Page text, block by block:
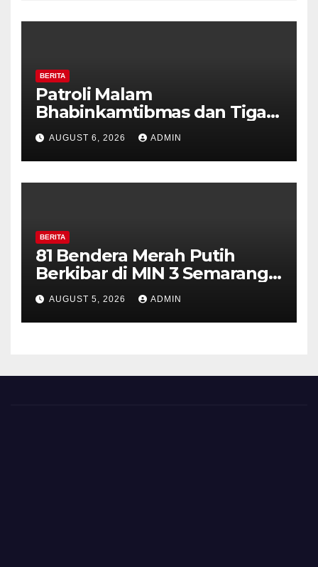
BERITA
Patroli Malam
Bhabinkamtibmas dan Tiga
Pilar Kelurahan Ungaran
Perkuat Kamtibmas, Warga
Diajak Aktifkan Ronda
AUGUST 6, 2026 ADMIN
BERITA
81 Bendera Merah Putih
Berkibar di MIN 3 Semarang,
Bhabinkamtibmas Desa
Timpik Hadiri Peringatan
HUT ke-81 Kemerdekaan RI
AUGUST 5, 2026 ADMIN